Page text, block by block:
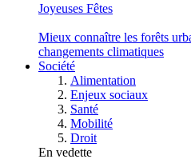
Joyeuses Fêtes
Mieux connaître les forêts
changements climatiques
Société
Alimentation
Enjeux sociaux
Santé
Mobilité
Droit
En vedette